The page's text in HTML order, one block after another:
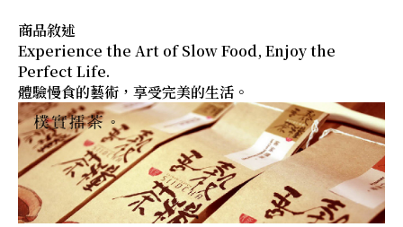
商品敘述
Experience the Art of Slow Food, Enjoy the
Perfect Life.
體驗慢食的藝術，享受完美的生活。